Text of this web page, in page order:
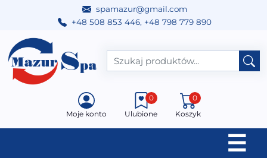
spamazur@gmail.com
+48 508 853 446, +48 798 779 890
Przejdź do treści
Main Navigation
Moje konto Ulubione
0
Koszyk
0
☰